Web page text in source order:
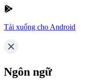
Tải xuống cho Android
Ngôn ngữ